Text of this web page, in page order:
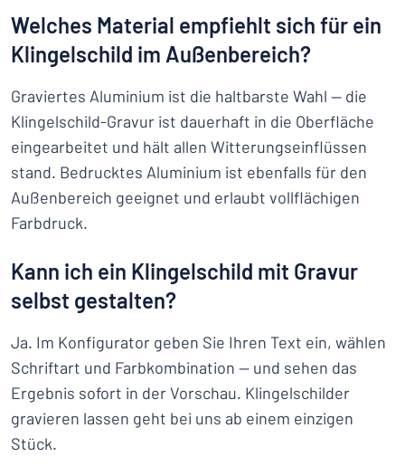
Welches Material empfiehlt sich für ein
Klingelschild im Außenbereich?
Graviertes Aluminium ist die haltbarste Wahl — die
Klingelschild-Gravur ist dauerhaft in die Oberfläche
eingearbeitet und hält allen Witterungseinflüssen
stand. Bedrucktes Aluminium ist ebenfalls für den
Außenbereich geeignet und erlaubt vollflächigen
Farbdruck.
Kann ich ein Klingelschild mit Gravur
selbst gestalten?
Ja. Im Konfigurator geben Sie Ihren Text ein, wählen
Schriftart und Farbkombination — und sehen das
Ergebnis sofort in der Vorschau. Klingelschilder
gravieren lassen geht bei uns ab einem einzigen
Stück.